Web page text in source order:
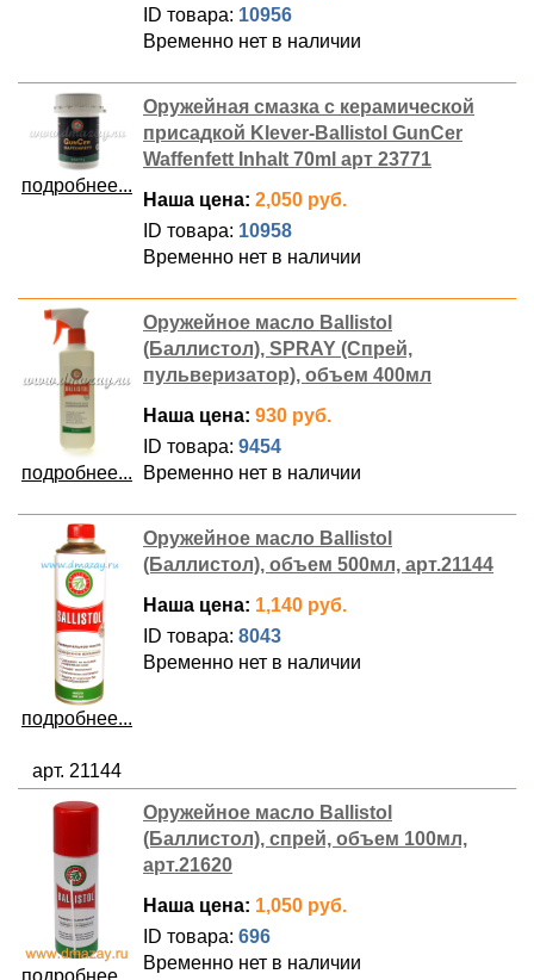
ID товара: 10956
Временно нет в наличии
подробнее...
Оружейная смазка с керамической
присадкой Klever-Ballistol GunCer
Waffenfett Inhalt 70ml арт 23771
Наша цена: 2,050 руб.
ID товара: 10958
Временно нет в наличии
подробнее...
Оружейное масло Ballistol
(Баллистол), SPRAY (Спрей,
пульверизатор), объем 400мл
Наша цена: 930 руб.
ID товара: 9454
Временно нет в наличии
подробнее...
арт. 21144
Оружейное масло Ballistol
(Баллистол), объем 500мл, арт.21144
Наша цена: 1,140 руб.
ID товара: 8043
Временно нет в наличии
подробнее...
Оружейное масло Ballistol
(Баллистол), спрей, объем 100мл,
арт.21620
Наша цена: 1,050 руб.
ID товара: 696
Временно нет в наличии